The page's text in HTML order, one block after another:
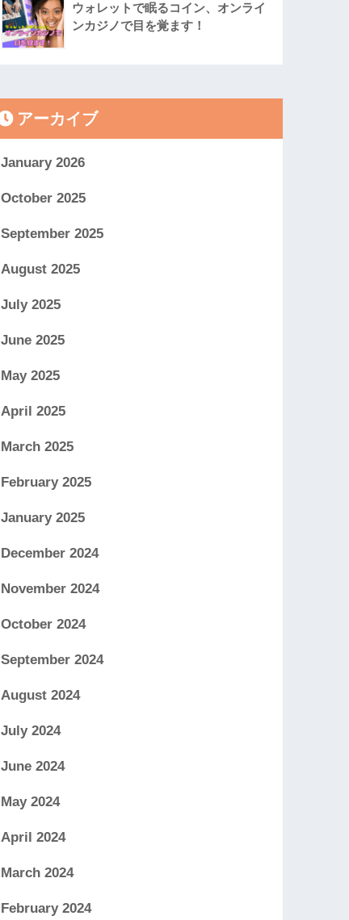
ウォレットで眠るコイン、オンライ
ンカジノで目を覚ます！
アーカイブ
January 2026
October 2025
September 2025
August 2025
July 2025
June 2025
May 2025
April 2025
March 2025
February 2025
January 2025
December 2024
November 2024
October 2024
September 2024
August 2024
July 2024
June 2024
May 2024
April 2024
March 2024
February 2024